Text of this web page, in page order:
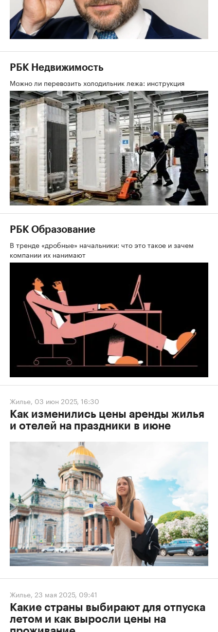
РБК Недвижимость
Можно ли перевозить холодильник лежа: инструкция
РБК Образование
В тренде «дробные» начальники: что это такое и зачем
компании их нанимают
Жилье, 03 июн 2025, 16:30
Как изменились цены аренды жилья
и отелей на праздники в июне
Жилье, 23 мая 2025, 09:41
Какие страны выбирают для отпуска
летом и как выросли цены на